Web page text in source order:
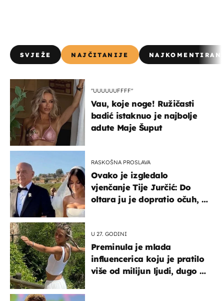
SVJEŽE NAJČITANIJE
"UUUUUUFFFF"
Vau, koje noge! Ružičasti
badić istaknuo je najbolje
adute Maje Šuput
RASKOŠNA PROSLAVA
Ovako je izgledalo
vjenčanje Tije Jurčić: Do
oltara ju je dopratio očuh, a
U 27. GODINI
Preminula je mlada
influencerica koju je pratilo
više od milijun ljudi, dugo se